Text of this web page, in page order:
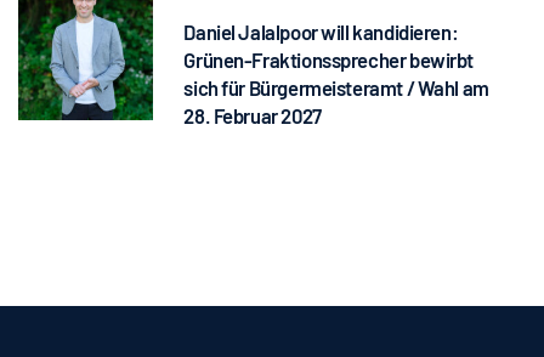
Daniel Jalalpoor will kandidieren:
Grünen-Fraktionssprecher bewirbt
sich für Bürgermeisteramt / Wahl am
28. Februar 2027